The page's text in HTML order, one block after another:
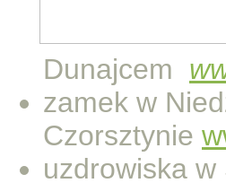
Dunajcem
zamek w
Czorsztynie
uzdrowiska w